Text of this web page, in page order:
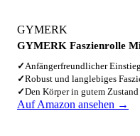
GYMERK
GYMERK Faszienrolle
✓Anfängerfreundlicher
✓Robust und langlebiges
✓Den Körper in gutem
Auf Amazon ansehen →